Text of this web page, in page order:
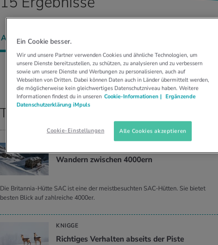
& Intoleranzen
THEMEN IM BEREICH ERNÄHRUNG
THEMEN IM BEREICH BEWEGUNG
Kalorienverbrauch berechnen
THEMEN IM BEREICH ENTSPANNUNG
Glücklich sein
Wissen
THEMEN IM BEREICH MEDIZIN
THEMEN IM BEREICH SERVICES
Angebote
Tools, Test & Quizze
ALLE (5 ) BEITRÄGE (
Sortieren nach: RELEVANZ
Top Ergebnisse
Wan­dern zwi­schen 4000ern
Die Britannia-Hütte SAC ist eine der meistbesuchten SAC-Hütten. Sie bietet
besten Blick auf zahlreiche 4000er.
KNIGGE
Rich­ti­ges Ver­hal­ten ab­seits der Piste
Ein Cookie besser.
Wir und unsere Partner verwenden Cookies und ähnliche Technologien, um
unsere Dienste bereitzustellen, zu schützen, zu analysieren und zu verbessern
sowie um unsere Dienste und Werbungen zu personalisieren, auch auf
Webseiten von Dritten. Dabei können Daten auch in Länder übermittelt werden,
die möglicherweise kein gleichwertiges Datenschutzniveau haben. Weitere
Informationen findest du in unseren Cookie-Informationen | Ergänzende
Datenschutzerklärung iMpuls
Cookie-Einstellungen Alle Cookies akzeptieren